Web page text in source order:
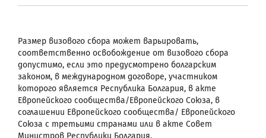
Размер визового сбора может варьировать,
соответственно освобождение от визового сбора
допустимо, если это предусмотрено болгарским
законом, в международном договоре, участником
которого является Республика Болгария, в акте
Европейского сообщества/Европейского Союза, в
соглашении Европейского сообщества/ Европейского
Союза с третьими странами или в акте Совет
Министров Республики Болгария.